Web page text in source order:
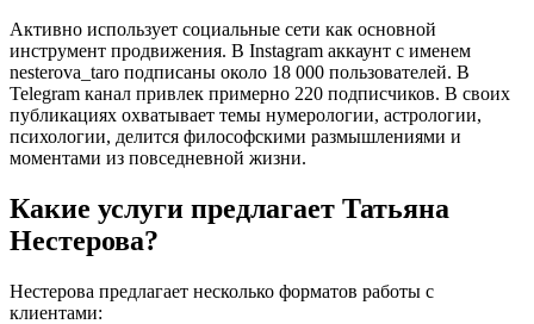
Активно использует социальные сети как основной
инструмент продвижения. В Instagram аккаунт с именем
nesterova_taro подписаны около 18 000 пользователей. В
Telegram канал привлек примерно 220 подписчиков. В своих
публикациях охватывает темы нумерологии, астрологии,
психологии, делится философскими размышлениями и
моментами из повседневной жизни.
Какие услуги предлагает Татьяна
Нестерова?
Нестерова предлагает несколько форматов работы с
клиентами: